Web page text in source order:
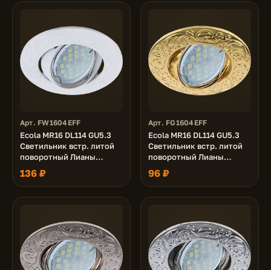
Арт. FW1604EFF
Ecola MR16 DL114 GU5.3
Светильник встр. литой
поворотный Лианы
Белый 25x90
136 ₽
Арт. FG1604EFF
Ecola MR16 DL114 GU5.3
Светильник встр. литой
поворотный Лианы
Золото 25x90
96 ₽